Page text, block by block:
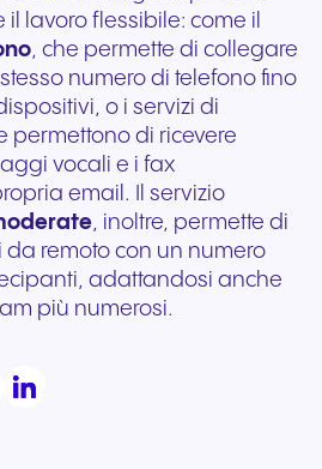
lavoro flessibile: come il
, che permette di collegare
numero di telefono fino
o i servizi di
permettono di ricevere
vocali e i fax
email. Il servizio
, inoltre, permette di
remoto con un numero
adattandosi anche
più numerosi.